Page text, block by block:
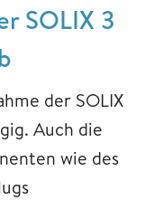
SOLIX 3
der SOLIX
Auch die
wie des